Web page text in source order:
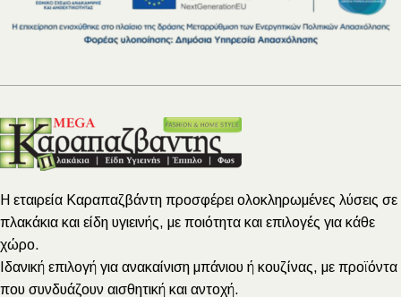
Η εταιρεία Καραπαζβάντη προσφέρει ολοκληρωμένες λύσεις σε
πλακάκια και είδη υγιεινής, με ποιότητα και επιλογές για κάθε
χώρο.
Ιδανική επιλογή για ανακαίνιση μπάνιου ή κουζίνας, με προϊόντα
που συνδυάζουν αισθητική και αντοχή.